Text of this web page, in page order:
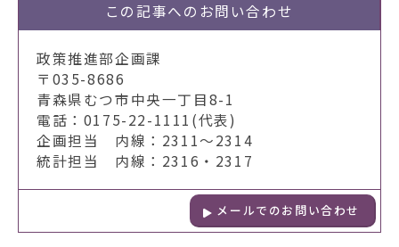
この記事への お問い合わせ
政策推進部企画課
〒035-8686
青森県むつ市中央一丁目8-1
電話：0175-22-1111(代表)
企画担当 内線：2311～2314
統計担当 内線：2316・2317
メールでのお問い合わせ